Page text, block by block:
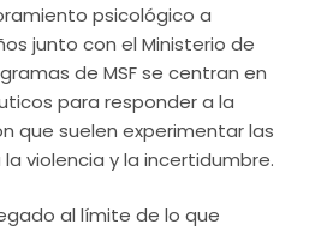
psicológico a
junto con el Ministerio de
de MSF se centran en
para responder a la
que suelen experimentar las
violencia y la incertidumbre.
al límite de lo que